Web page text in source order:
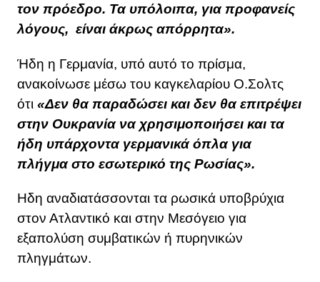
τον πρόεδρο. Τα υπόλοιπα, για προφανείς
λόγους, είναι άκρως απόρρητα».
Ήδη η Γερμανία, υπό αυτό το πρίσμα,
ανακοίνωσε μέσω του καγκελαρίου Ο.Σολτς
ότι «Δεν θα παραδώσει και δεν θα επιτρέψει
στην Ουκρανία να χρησιμοποιήσει και τα
ήδη υπάρχοντα γερμανικά όπλα για
πλήγμα στο εσωτερικό της Ρωσίας».
Ηδη αναδιατάσσονται τα ρωσικά υποβρύχια
στον Ατλαντικό και στην Μεσόγειο για
εξαπολύση συμβατικών ή πυρηνικών
πληγμάτων.